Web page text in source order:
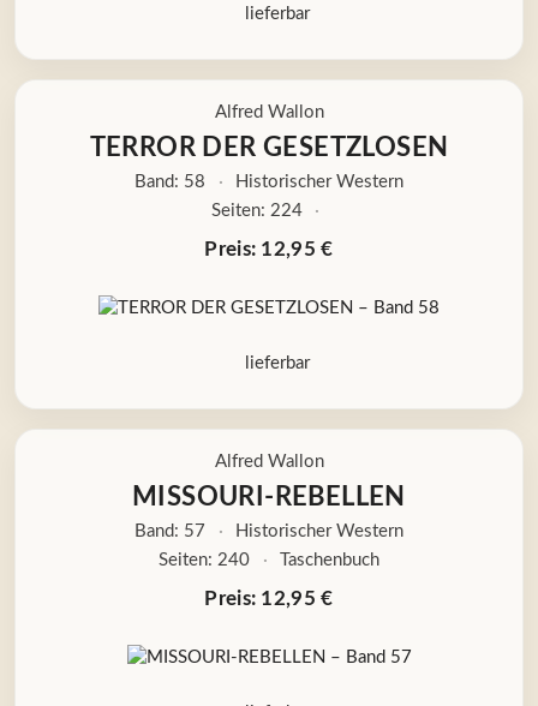
lieferbar
Alfred Wallon
TERROR DER GESETZLOSEN
Band: 58 ·
Historischer Western
Seiten: 224
·
Preis: 12,95 €
lieferbar
Alfred Wallon
MISSOURI-REBELLEN
Band: 57 ·
Historischer Western
Seiten: 240
· Taschenbuch
Preis: 12,95 €